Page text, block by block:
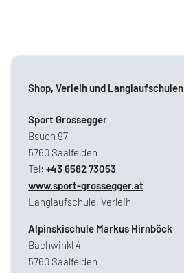
Shop, Verleih und Langlaufschulen
Sport Grossegger
Bsuch 97
5760 Saalfelden
Tel: +43 6582 73053
www.sport-grossegger.at
Langlaufschule, Verleih
Alpinskischule Markus Hirnböck
Bachwinkl 4
5760 Saalfelden